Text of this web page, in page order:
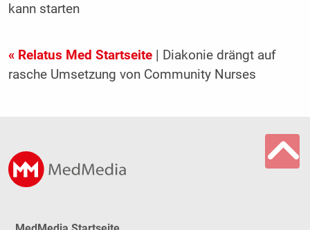
kann starten
« Relatus Med Startseite| Diakonie drängt auf
rasche Umsetzung von Community Nurses